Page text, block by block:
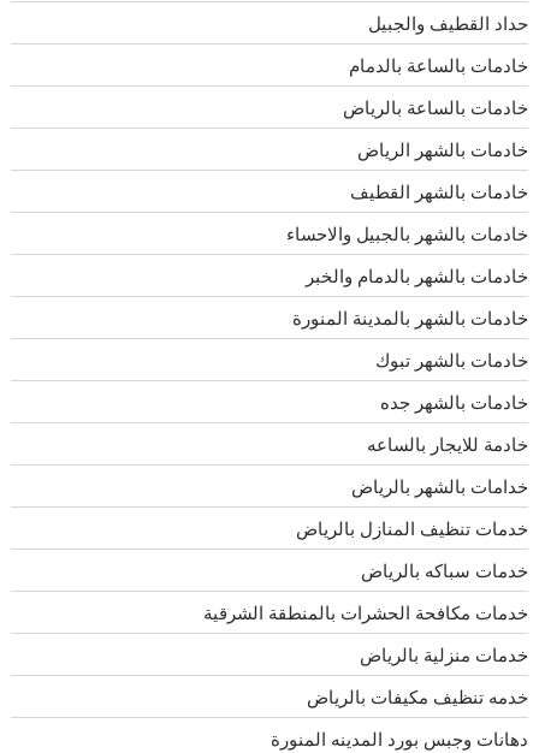
حداد القطيف والجبيل
خادمات بالساعة بالدمام
خادمات بالساعة بالرياض
خادمات بالشهر الرياض
خادمات بالشهر القطيف
خادمات بالشهر بالجبيل والاحساء
خادمات بالشهر بالدمام والخبر
خادمات بالشهر بالمدينة المنورة
خادمات بالشهر تبوك
خادمات بالشهر جده
خادمة للايجار بالساعه
خدامات بالشهر بالرياض
خدمات تنظيف المنازل بالرياض
خدمات سباكه بالرياض
خدمات مكافحة الحشرات بالمنطقة الشرقية
خدمات منزلية بالرياض
خدمه تنظيف مكيفات بالرياض
دهانات وجبس بورد المدينه المنورة